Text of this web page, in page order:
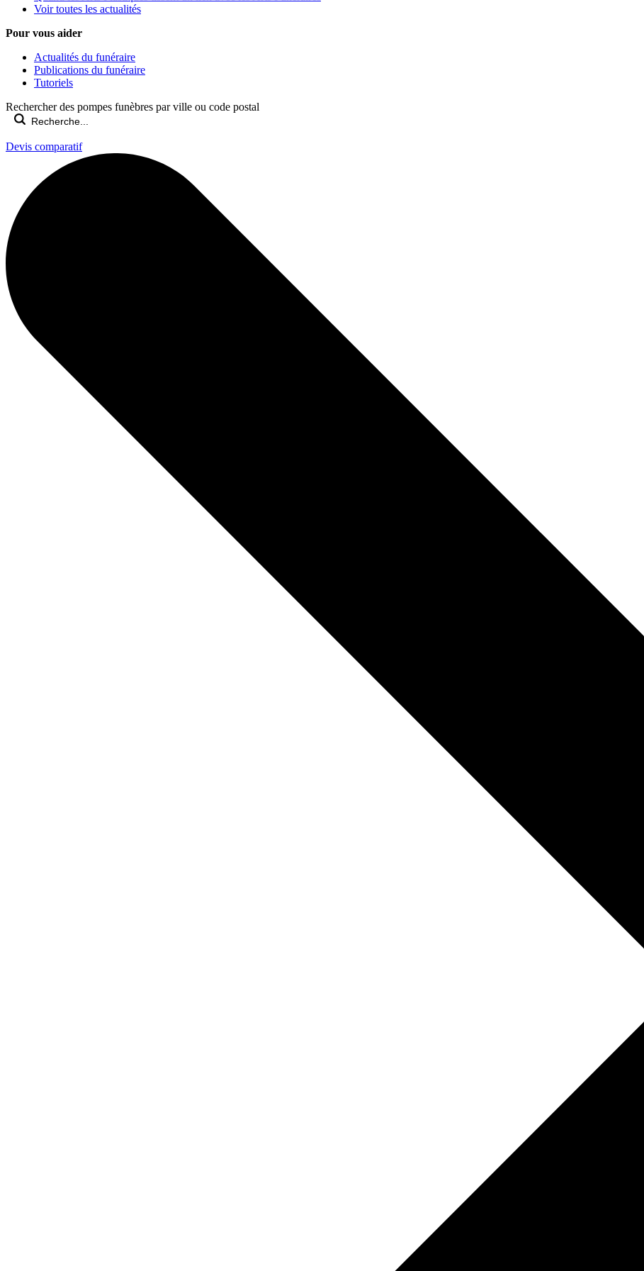
Voir toutes les actualités
Pour vous aider
Actualités du funéraire
Publications du funéraire
Tutoriels
Rechercher des pompes funèbres par ville ou code postal
Devis comparatif